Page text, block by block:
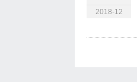
2018-12